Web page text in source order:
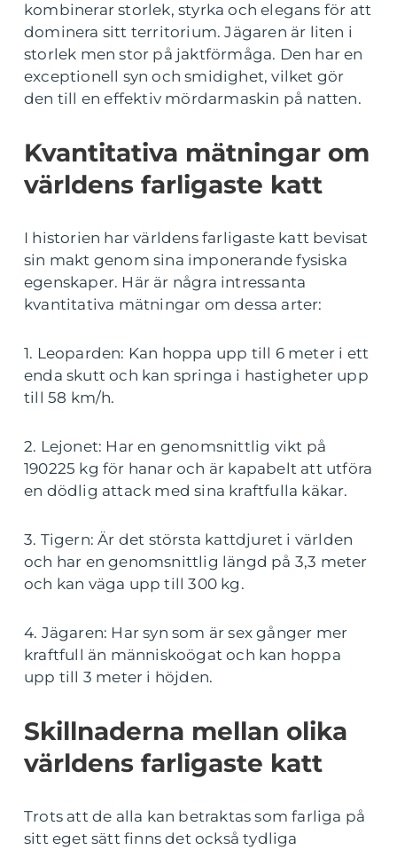
kombinerar storlek, styrka och elegans för att
dominera sitt territorium. Jägaren är liten i
storlek men stor på jaktförmåga. Den har en
exceptionell syn och smidighet, vilket gör
den till en effektiv mördarmaskin på natten.
Kvantitativa mätningar om
världens farligaste katt
I historien har världens farligaste katt bevisat
sin makt genom sina imponerande fysiska
egenskaper. Här är några intressanta
kvantitativa mätningar om dessa arter:
1. Leoparden: Kan hoppa upp till 6 meter i ett
enda skutt och kan springa i hastigheter upp
till 58 km/h.
2. Lejonet: Har en genomsnittlig vikt på
190225 kg för hanar och är kapabelt att utföra
en dödlig attack med sina kraftfulla käkar.
3. Tigern: Är det största kattdjuret i världen
och har en genomsnittlig längd på 3,3 meter
och kan väga upp till 300 kg.
4. Jägaren: Har syn som är sex gånger mer
kraftfull än människoögat och kan hoppa
upp till 3 meter i höjden.
Skillnaderna mellan olika
världens farligaste katt
Trots att de alla kan betraktas som farliga på
sitt eget sätt finns det också tydliga